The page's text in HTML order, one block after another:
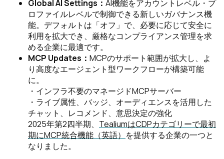
Global AI Settings： AI機能をアカウントレベル・プ
ロファイルレベルで制御できる新しいガバナンス機
能。デフォルトは「オフ」で、必要に応じて安全に
利用を拡大でき、厳格なコンプライアンス管理を求
める企業に最適です。
MCP Updates： MCPのサポート範囲が拡大し、よ
り高度なエージェント型ワークフローが構築可能
に。
・インフラ不要のマネージドMCPサーバー
・ライブ属性、バッジ、オーディエンスを活用した
チャット、レコメンド、意思決定の強化
2025年第2四半期、 TealiumはCDPカテゴリーで最初
期にMCP統合機能（英語） を提供する企業の一つと
なりました。